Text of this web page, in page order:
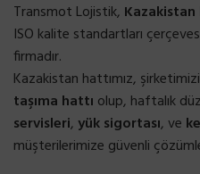
Transmot Lojistik, Kazakistan
ISO kalite standartları
firmadır.
Kazakistan hattımız,
taşıma hattı olup, haftalık
servisleri,yük sigortası, ve
müşterilerimize güvenli